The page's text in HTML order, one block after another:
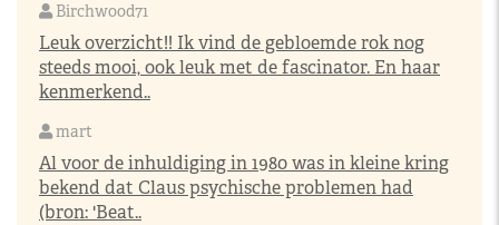
Birchwood71
Leuk overzicht!! Ik vind de gebloemde rok nog
steeds mooi, ook leuk met de fascinator. En haar
kenmerkend..
mart
Al voor de inhuldiging in 1980 was in kleine kring
bekend dat Claus psychische problemen had
(bron: 'Beat..